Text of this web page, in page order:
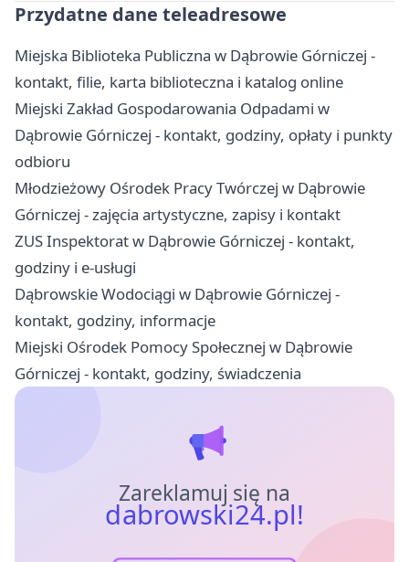
Przydatne dane teleadresowe
Miejska Biblioteka Publiczna w Dąbrowie Górniczej -
kontakt, filie, karta biblioteczna i katalog online
Miejski Zakład Gospodarowania Odpadami w
Dąbrowie Górniczej - kontakt, godziny, opłaty i punkty
odbioru
Młodzieżowy Ośrodek Pracy Twórczej w Dąbrowie
Górniczej - zajęcia artystyczne, zapisy i kontakt
ZUS Inspektorat w Dąbrowie Górniczej - kontakt,
godziny i e-usługi
Dąbrowskie Wodociągi w Dąbrowie Górniczej -
kontakt, godziny, informacje
Miejski Ośrodek Pomocy Społecznej w Dąbrowie
Górniczej - kontakt, godziny, świadczenia
Zareklamuj się na
dabrowski24.pl!